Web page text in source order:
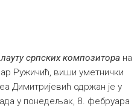
српских композитора на
Ружичић, виши уметнички
Димитријевић одржан је у
у понедељак, 8. фебруара